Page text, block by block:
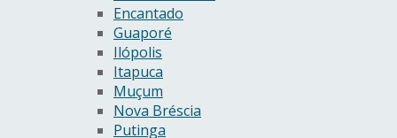
Encantado
Guaporé
Ilópolis
Itapuca
Muçum
Nova Bréscia
Putinga